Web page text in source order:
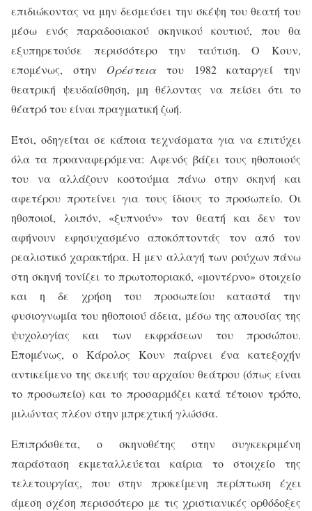
επιδιώκοντας να μην δεσμεύσει την σκέψη του θεατή του
μέσω ενός παραδοσιακού σκηνικού κουτιού, που θα
εξυπηρετούσε περισσότερο την ταύτιση. Ο Κουν,
επομένως, στην Ορέστειατου 1982 καταργεί την
θεατρική ψευδαίσθηση, μη θέλοντας να πείσει ότι το
θέατρό του είναι πραγματική ζωή.
Έτσι, οδηγείται σε κάποια τεχνάσματα για να επιτύχει
όλα τα προαναφερόμενα: Αφενός βάζει τους ηθοποιούς
του να αλλάζουν κοστούμια πάνω στην σκηνή και
αφετέρου προτείνει για τους ίδιους το προσωπείο. Οι
ηθοποιοί, λοιπόν, «ξυπνούν» τον θεατή και δεν τον
αφήνουν εφησυχασμένο αποκόπτοντάς τον από τον
ρεαλιστικό χαρακτήρα. Η μεν αλλαγή των ρούχων πάνω
στη σκηνή τονίζει το πρωτοποριακό, «μοντέρνο» στοιχείο
και η δε χρήση του προσωπείου καταστά την
φυσιογνωμία του ηθοποιού άδεια, μέσω της απουσίας της
ψυχολογίας και των εκφράσεων του προσώπου.
Επομένως, ο Κάρολος Κουν παίρνει ένα κατεξοχήν
αντικείμενο της σκευής του αρχαίου θεάτρου (όπως είναι
το προσωπείο) και το προσαρμόζει κατά τέτοιον τρόπο,
μιλώντας πλέον στην μπρεχτική γλώσσα.
Επιπρόσθετα, ο σκηνοθέτης στην συγκεκριμένη
παράσταση εκμεταλλεύεται καίρια το στοιχείο της
τελετουργίας, που στην προκείμενη περίπτωση έχει
άμεση σχέση περισσότερο με τις χριστιανικές ορθόδοξες